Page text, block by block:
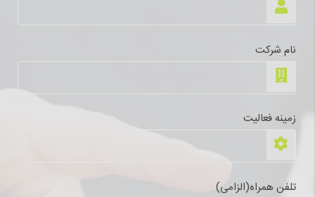
نام شرکت
زمینه فعالیت
تلفن همراه(الزامی)